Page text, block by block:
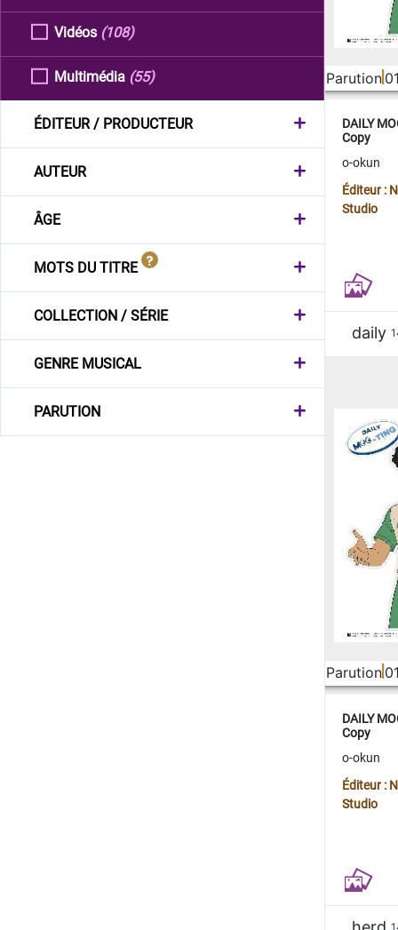
Vidéos (108)
Multimédia (55)
ÉDITEUR / PRODUCTEUR
AUTEUR
ÂGE
MOTS DU TITRE
COLLECTION / SÉRIE
GENRE MUSICAL
PARUTION
Parution
DAILY
Copy
o-okun
Éditeur :
Studio
daily
Parution
DAILY
Copy
o-okun
Éditeur :
Studio